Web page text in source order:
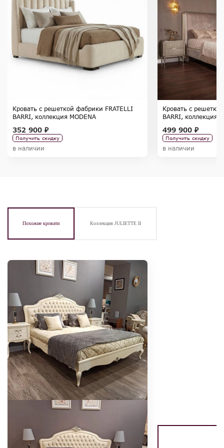
Кровать с решеткой фабрики FRATELLI
BARRI, коллекция MODENA
352 900 ₽
Получить скидку
в наличии
Кровать с
BARRI, коллекция
499 900 ₽
Получить скидку
в наличии
Похожие кровати Коллекция JULIETTE II